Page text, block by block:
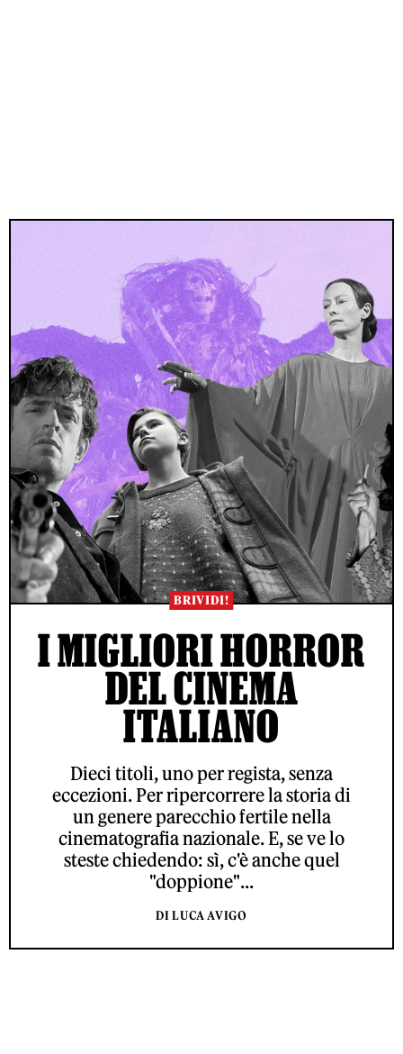
BRIVIDI!
I MIGLIORI HORROR
DEL CINEMA
ITALIANO
Dieci titoli, uno per regista, senza
eccezioni. Per ripercorrere la storia di
un genere parecchio fertile nella
cinematografia nazionale. E, se ve lo
steste chiedendo: sì, c'è anche quel
"doppione"...
DI LUCA AVIGO